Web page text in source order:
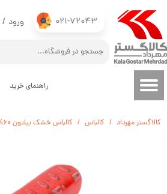
021-72043 ورود /
حساب کاربری من
تغییر گذر واژه
سفارشات
راهنمای خرید
کالاگستر مهرداد کالباس کالباس خشک بیلتون 60% سورن - 6.4 کیلوگرم